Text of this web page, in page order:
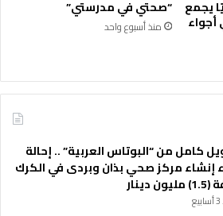
يجمع
أجواء
“صحتي في مدرستي”
منذ أسبوع واحد
كامل من “البوتاس العربية” .. إحالة
إنشاء مركز صحي بذان وبردى في الكرك
دينار